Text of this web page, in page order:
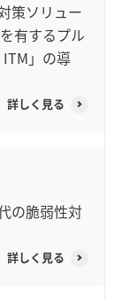
策ソリュー
有するプル
」の導
詳しく見る
の脆弱性対
詳しく見る